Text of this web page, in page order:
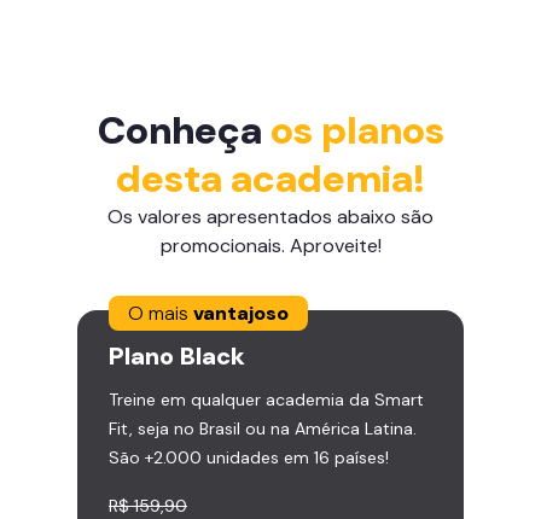
Conheça os planos
desta academia!
Os valores apresentados abaixo são
promocionais. Aproveite!
O mais vantajoso
Plano Black
Treine em qualquer academia da Smart
Fit, seja no Brasil ou na América Latina.
São +2.000 unidades em 16 países!
R$ 159,90